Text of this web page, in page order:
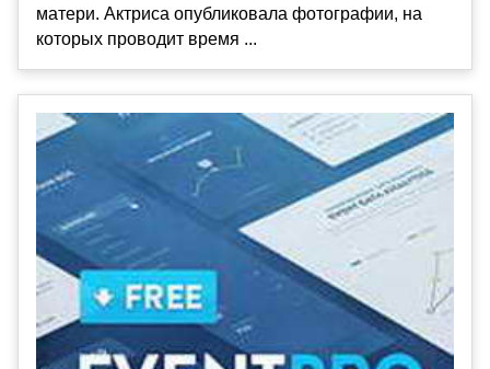
матери. Актриса опубликовала фотографии, на
которых проводит время ...